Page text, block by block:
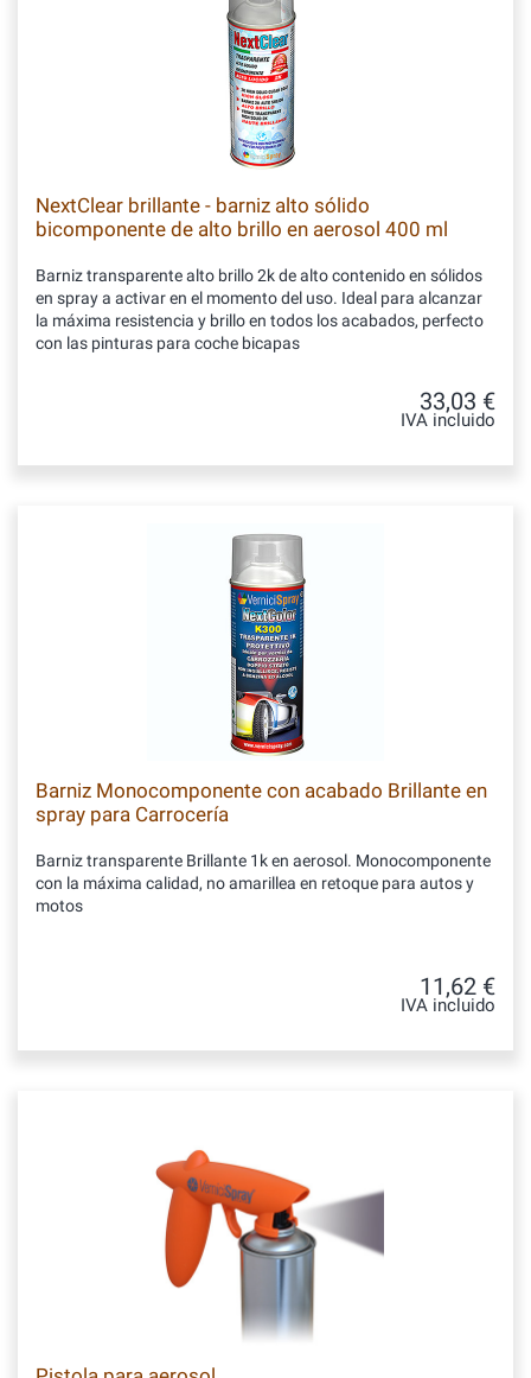
NextClear brillante - barniz alto sólido
bicomponente de alto brillo en aerosol 400 ml
Barniz transparente alto brillo 2k de alto contenido en sólidos
en spray a activar en el momento del uso. Ideal para alcanzar
la máxima resistencia y brillo en todos los acabados, perfecto
con las pinturas para coche bicapas
33,03 €
IVA incluido
Barniz Monocomponente con acabado Brillante en
spray para Carrocería
Barniz transparente Brillante 1k en aerosol. Monocomponente
con la máxima calidad, no amarillea en retoque para autos y
motos
11,62 €
IVA incluido